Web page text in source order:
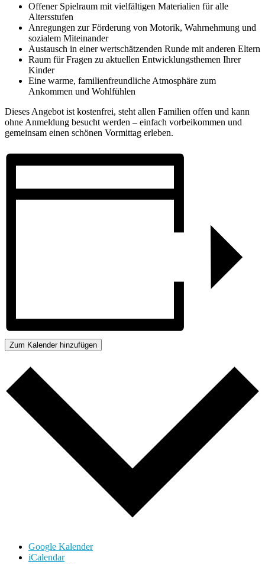
Offener Spielraum mit vielfältigen Materialien für alle
Altersstufen
Anregungen zur Förderung von Motorik, Wahrnehmung und
sozialem Miteinander
Austausch in einer wertschätzenden Runde mit anderen Eltern
Raum für Fragen zu aktuellen Entwicklungsthemen Ihrer
Kinder
Eine warme, familienfreundliche Atmosphäre zum
Ankommen und Wohlfühlen
Dieses Angebot ist kostenfrei, steht allen Familien offen und kann
ohne Anmeldung besucht werden – einfach vorbeikommen und
gemeinsam einen schönen Vormittag erleben.
Zum Kalender hinzufügen
Google Kalender
iCalendar